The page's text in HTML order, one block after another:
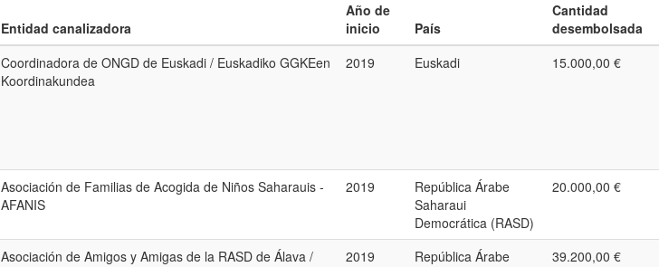
Entidad canalizadora
Año de
inicio
País
Cantidad
desembolsada
Coordinadora de ONGD de Euskadi / Euskadiko GGKEen
Koordinakundea
2019 Euskadi 15.000,00 €
Asociación de Familias de Acogida de Niños Saharauis -
AFANIS
2019
República Árabe
Saharaui
Democrática (RASD)
20.000,00 €
Asociación de Amigos y Amigas de la RASD de Álava /
2019
República Árabe
39.200,00 €